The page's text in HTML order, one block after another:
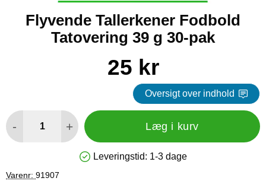
Flyvende Tallerkener Fodbold
Tatovering 39 g 30-pak
Køb dette produkt Flyvende Tallerkener Fodbold Tatovering
pris
25 kr
Oversigt over indhold
- + Læg i kurv
Produkttilgængelighed: På lager
Leveringstid: 1-3 dage
Varenr: 91907